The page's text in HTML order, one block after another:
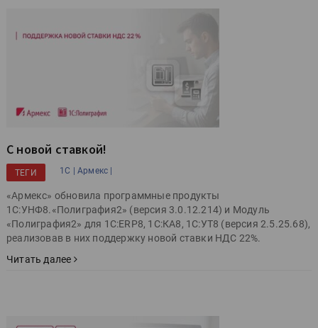
С новой ставкой!
ТЕГИ 1С | Армекс |
«Армекс» обновила программные продукты
1С:УНФ8.«Полиграфия2» (версия 3.0.12.214) и Модуль
«Полиграфия2» для 1С:ERP8, 1С:КА8, 1С:УТ8 (версия 2.5.25.68),
реализовав в них поддержку новой ставки НДС 22%.
Читать далее